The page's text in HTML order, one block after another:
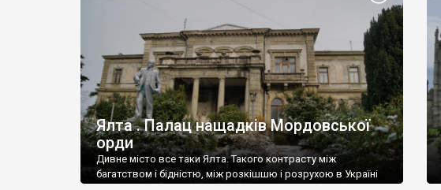
Ялта . Палац нащадків Мордовської
орди
Дивне місто все таки Ялта. Такого контрасту між
багатством і бідністю, між розкішшю і розрухою в Україні